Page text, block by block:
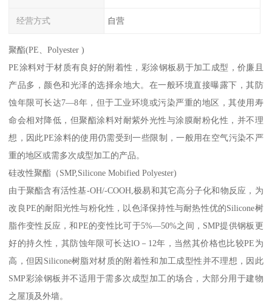
经营方式 自营
聚酯(PE、Polyester )
PE涂料对于材质有良好的附着性，彩涂钢板易于加工成型，价廉且
产品多，颜色和光泽的选择余地大。在一般环境直接曝露下，其防
蚀年限可长达7—8年，但于工业环境或污染严重的地区，其使用寿
命会相对降低，但聚酯涂料对耐紫外光性与涂膜耐粉化性，并不理
想，因此PE涂料的使用仍需受到一些限制，一般用在空气污染不严
重的地区或需多次成型加工的产品。
硅改性聚酯（SMP,Silicone Mobified Polyester)
由于聚酯含有活性基-OH/-COOH,极易和其它高分子化和物反应，为
改良PE的耐阳光性与粉化性，以色泽保持性与耐热性优的Silicone树
脂作变性反应，和PE的变性比可于5%—50%之间，SMP提供钢板更
好的持久性，其防蚀年限可长达lO－12年，当然其价格也比较PE为
高，但因Silicone树脂对材质的附着性和加工成型性并不理想，因此
SMP彩涂钢板并不适用于需多次成型加工的场合，大部分用于建物
之屋顶及外墙。